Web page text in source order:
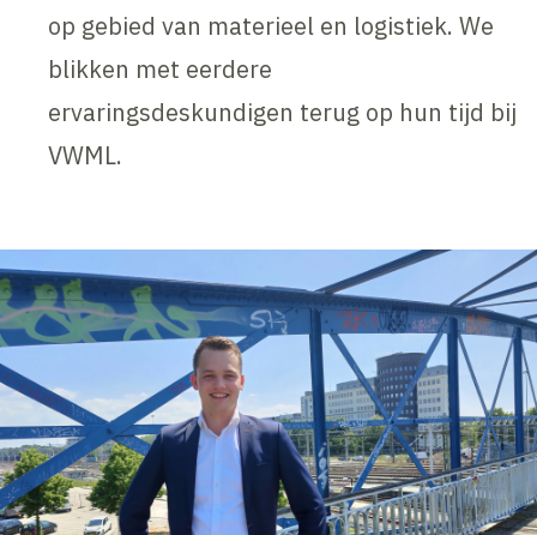
op gebied van materieel en logistiek. We
blikken met eerdere
ervaringsdeskundigen terug op hun tijd bij
VWML.